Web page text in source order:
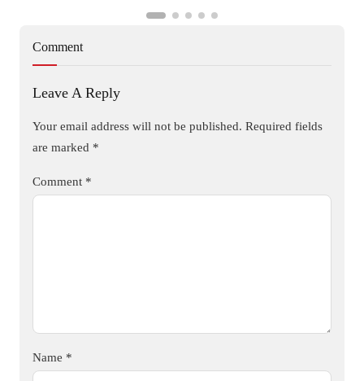
Comment
Leave A Reply
Your email address will not be published. Required fields
are marked *
Comment *
Name *